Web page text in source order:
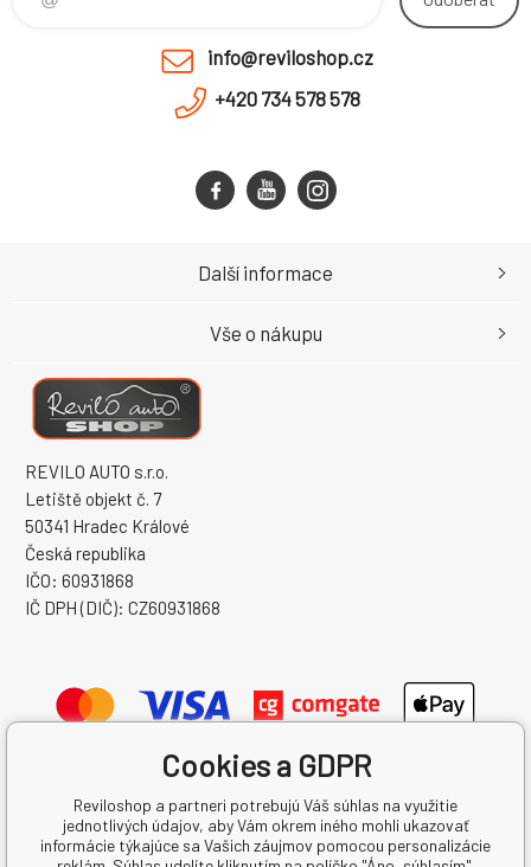
info@reviloshop.cz
+420 734 578 578
REVILO AUTO s.r.o.
Letiště objekt č. 7
50341 Hradec Králové
Česká republika
IČO: 60931868
IČ DPH (DIČ): CZ60931868
Další informace
Vše o nákupu
Cookies a GDPR
Reviloshop a partneri potrebujú Váš súhlas na využitie
jednotlivých údajov, aby Vám okrem iného mohli ukazovať
informácie týkajúce sa Vašich záujmov pomocou personalizácie